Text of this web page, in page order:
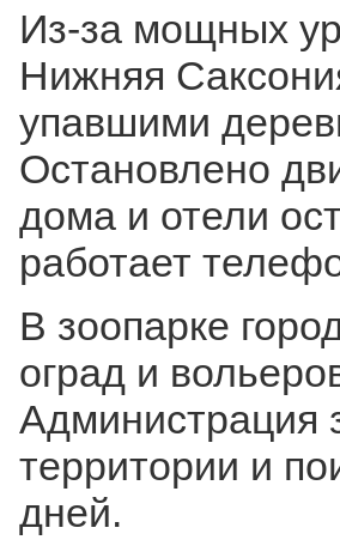
Из-за мощных
Нижняя
упавшими
Остановлено
дома и отели
работает
В зоопарке
оград и
Администрация
территории и
дней.